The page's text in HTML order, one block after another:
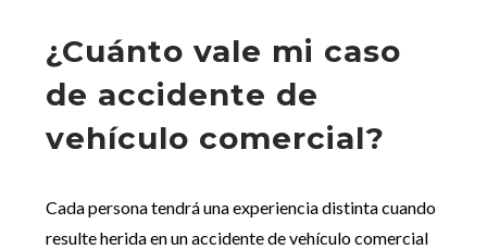
¿Cuánto vale mi caso
de accidente de
vehículo comercial?
Cada persona tendrá una experiencia distinta cuando
resulte herida en un accidente de vehículo comercial